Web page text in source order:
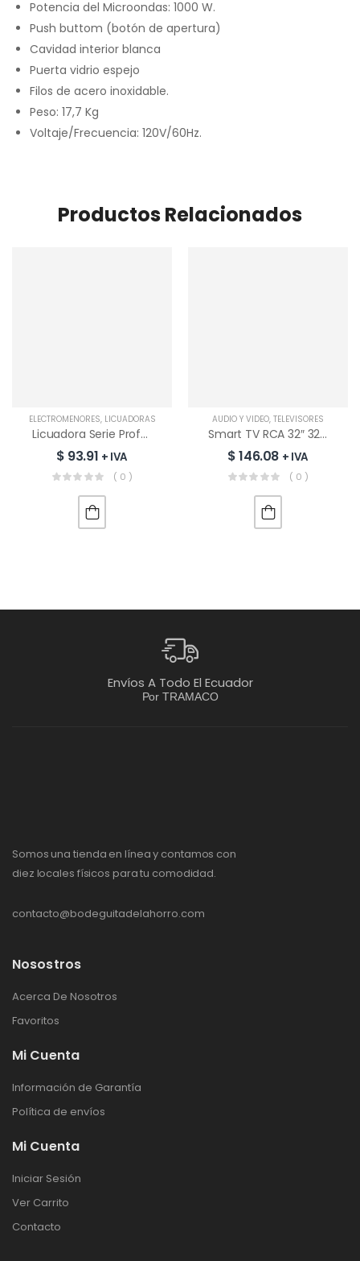
Potencia del Microondas: 1000 W.
Push buttom (botón de apertura)
Cavidad interior blanca
Puerta vidrio espejo
Filos de acero inoxidable.
Peso: 17,7 Kg
Voltaje/Frecuencia: 120V/60Hz.
Productos Relacionados
ELECTROMENORES, LICUADORAS
Licuadora Serie Profesional Oster 700w 1.5L | BLSTBPST
$ 93.91 + IVA
( 0 )
AUDIO Y VÍDEO, TELEVISORES
Smart TV RCA 32″ 32HDRC | HD
$146.08 + IVA
( 0 )
Envíos A Todo El Ecuador
Por TRAMACO
Somos una tienda en línea y contamos con
diez locales físicos para tu comodidad.
contacto@bodeguitadelahorro.com
Nosostros
Acerca De Nosotros
Favoritos
Mi Cuenta
Información de Garantía
Política de envíos
Mi Cuenta
Iniciar Sesión
Ver Carrito
Contacto